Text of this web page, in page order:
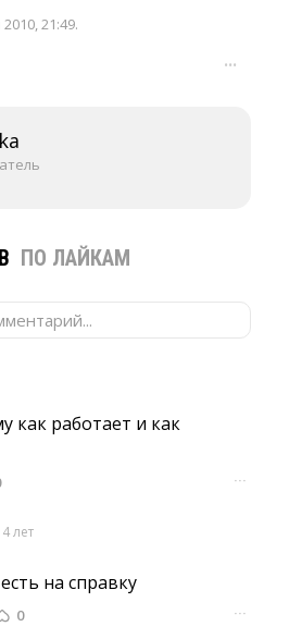
21:49.
···
ПО ЛАЙКАМ
как работает и как
···
лет
на справку
0 ···